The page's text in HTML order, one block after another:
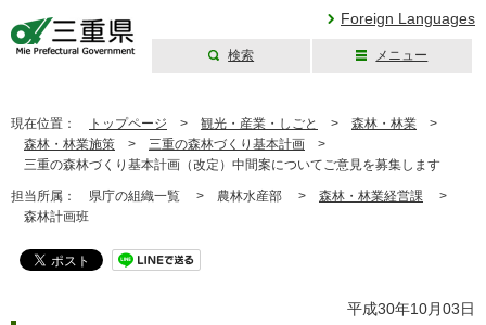
Foreign Languages
検索 メニュー
現在位置： トップページ > 観光・産業・しごと > 森林・林業 >
森林・林業施策 > 三重の森林づくり基本計画 >
三重の森林づくり基本計画（改定）中間案についてご意見を募集します
担当所属： 県庁の組織一覧 > 農林水産部 > 森林・林業経営課 >
森林計画班
平成30年10月03日